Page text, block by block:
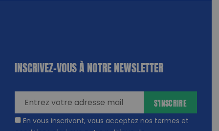
INSCRIVEZ-VOUS À NOTRE NEWSLETTER
En vous inscrivant, vous acceptez nos termes et
S'INSCRIRE